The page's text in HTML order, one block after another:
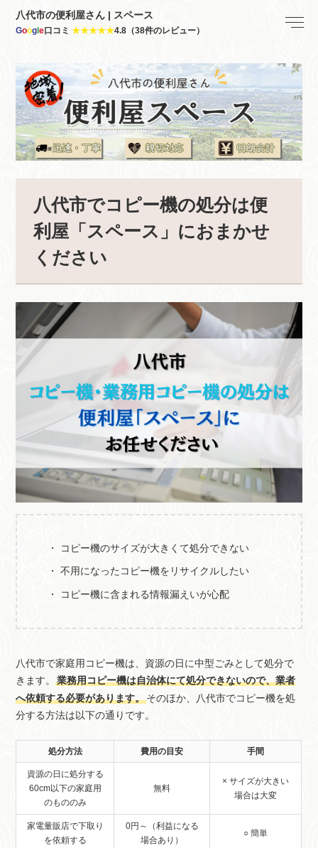
八代市の便利屋さん | スペース
Goog le口コミ★★★★★4.8（38件のレビュー）
八代市でコピー機の処分は便
利屋「スペース」におまかせ
ください
コピー機のサイズが大きくて処分できない
不用になったコピー機をリサイクルしたい
コピー機に含まれる情報漏えいが心配
八代市で家庭用コピー機は、資源の日に中型ごみとして処分で
きます。業務用コピー機は自治体にて処分できないので、業者
へ依頼する必要があります。そのほか、八代市でコピー機を処
分する方法は以下の通りです。
処分方法 費用の目安 手間
資源の日に処分する
60cm以下の家庭用
のもののみ
無料
× サイズが大きい
場合は大変
家電量販店で下取り
を依頼する
0円～（利益になる
場合あり）
○ 簡単